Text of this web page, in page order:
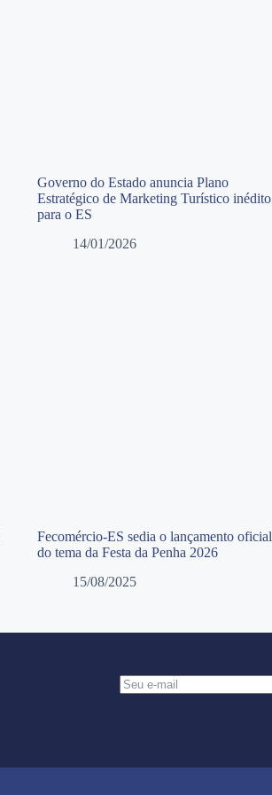
Governo do Estado anuncia Plano
Estratégico de Marketing Turístico inédito
para o ES
14/01/2026
Fecomércio-ES sedia o lançamento oficial
do tema da Festa da Penha 2026
15/08/2025